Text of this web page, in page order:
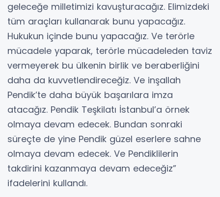
geleceğe milletimizi kavuşturacağız. Elimizdeki
tüm araçları kullanarak bunu yapacağız.
Hukukun içinde bunu yapacağız. Ve terörle
mücadele yaparak, terörle mücadeleden taviz
vermeyerek bu ülkenin birlik ve beraberliğini
daha da kuvvetlendireceğiz. Ve inşallah
Pendik’te daha büyük başarılara imza
atacağız. Pendik Teşkilatı İstanbul’a örnek
olmaya devam edecek. Bundan sonraki
süreçte de yine Pendik güzel eserlere sahne
olmaya devam edecek. Ve Pendiklilerin
takdirini kazanmaya devam edeceğiz”
ifadelerini kullandı.